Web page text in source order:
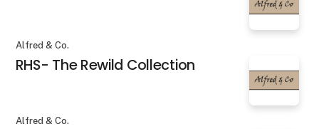
Alfred & Co.
RHS- The Rewild Collection
Alfred & Co.